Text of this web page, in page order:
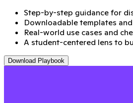
Step-by-step guidance for
Downloadable templates
Real-world use cases and
A student-centered lens to
Download Playbook